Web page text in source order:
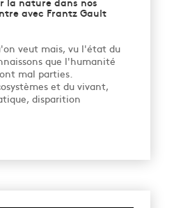
avec Frantz Gault
veut mais, vu l'état du
que l'humanité
mal parties.
et du vivant,
disparition